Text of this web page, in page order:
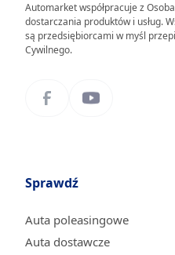
Automarket współpracuje z
dostarczania produktów i usług.
są przedsiębiorcami w myśl
Cywilnego.
Sprawdź
Auta poleasingowe
Auta dostawcze